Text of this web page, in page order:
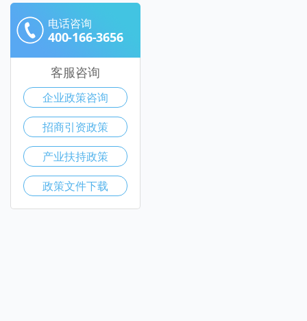
电话咨询
400-166-3656
客服咨询
企业政策咨询
招商引资政策
产业扶持政策
政策文件下载